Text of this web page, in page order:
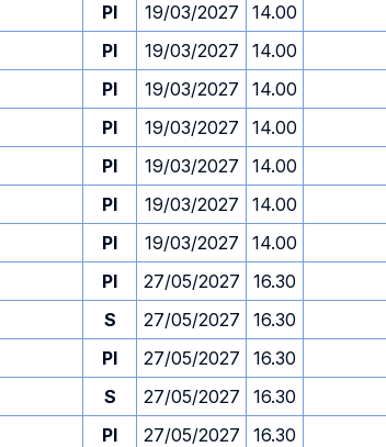
PI 19/03/2027 14.00
PI 19/03/2027 14.00
PI 19/03/2027 14.00
PI 19/03/2027 14.00
PI 19/03/2027 14.00
PI 19/03/2027 14.00
PI 19/03/2027 14.00
PI 27/05/2027 16.30
S 27/05/2027 16.30
PI 27/05/2027 16.30
S 27/05/2027 16.30
PI 27/05/2027 16.30